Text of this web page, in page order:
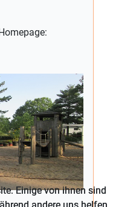
Einige von ihnen sind
Einige von ihnen sind